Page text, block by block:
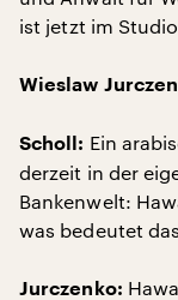
ist jetzt im
Wieslaw
Scholl: Ein
derzeit in der
Bankenwelt:
was bedeutet
Jurczenko: